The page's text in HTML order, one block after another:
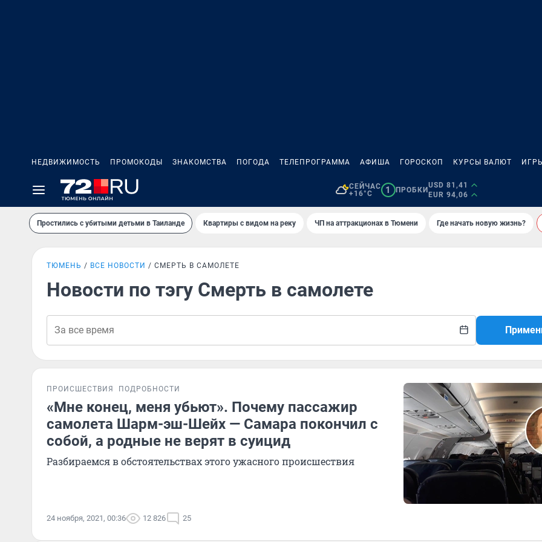
НЕДВИЖИМОСТЬ ПРОМОКОДЫ ЗНАКОМСТВА ПОГОДА ТЕЛЕПРОГРАММА АФИША ГОРОСКОП КУРСЫ ВАЛЮТ
СЕЙЧАС
+16°C
1 ПРОБКИ
USD 81,41
EUR 94,06
Простились с убитыми детьми в Таиланде Квартиры с видом на реку ЧП на аттракционах в Тюмени Где начать новую жизнь?
ТЮМЕНЬ ВСЕ НОВОСТИ СМЕРТЬ В САМОЛЕТЕ
Новости по тэгу Смерть в самолете
ПРОИСШЕСТВИЯ ПОДРОБНОСТИ
«Мне конец, меня убьют». Почему пассажир
самолета Шарм-эш-Шейх — Самара покончил с
собой, а родные не верят в суицид
Разбираемся в обстоятельствах этого ужасного происшествия
24 ноября, 2021, 00:36 12 826 25